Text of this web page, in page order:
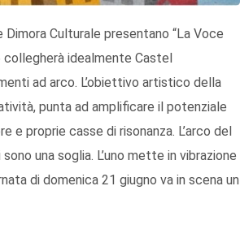
Culturale presentano “La Voce
collegherà idealmente Castel
ad arco. L’obiettivo artistico della
punta ad amplificare il potenziale
proprie casse di risonanza. L’arco del
una soglia. L’uno mette in vibrazione
di domenica 21 giugno va in scena un